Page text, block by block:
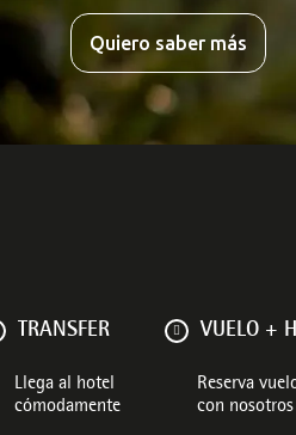
Quiero saber más
TRANSFER
Llega al hotel
cómodamente
VUELO +
Reserva
con nosotros